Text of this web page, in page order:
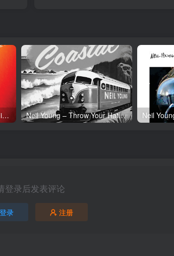
Neil Young – Tonight’s the Night (50th Anniversary)(093624835097)【24bit／192.0kHz】土耳其区 Neil Young – Throw Your Hatred Down (Live) – Single(054391239273)【24bit／96.0kHz】土耳其区
登录后发表评论
登录 注册